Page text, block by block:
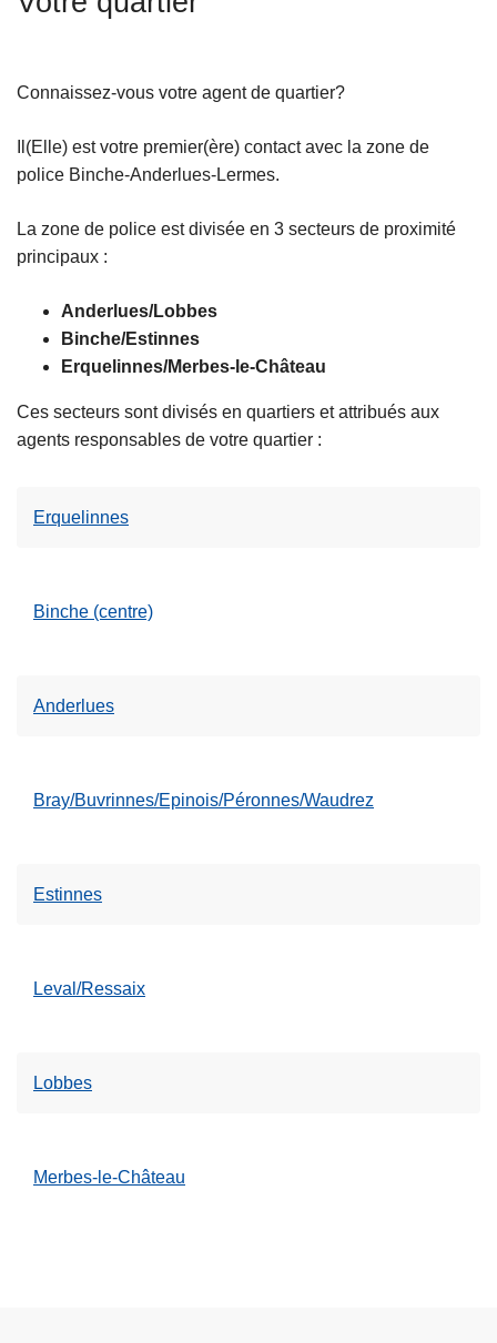
Connaissez-vous votre agent de quartier?
Il(Elle) est votre premier(ère) contact avec la zone de
police Binche-Anderlues-Lermes.
La zone de police est divisée en 3 secteurs de proximité
principaux :
Anderlues/Lobbes
Binche/Estinnes
Erquelinnes/Merbes-le-Château
Ces secteurs sont divisés en quartiers et attribués aux
agents responsables de votre quartier :
Erquelinnes
Binche (centre)
Anderlues
Bray/Buvrinnes/Epinois/Péronnes/Waudrez
Estinnes
Leval/Ressaix
Lobbes
Merbes-le-Château